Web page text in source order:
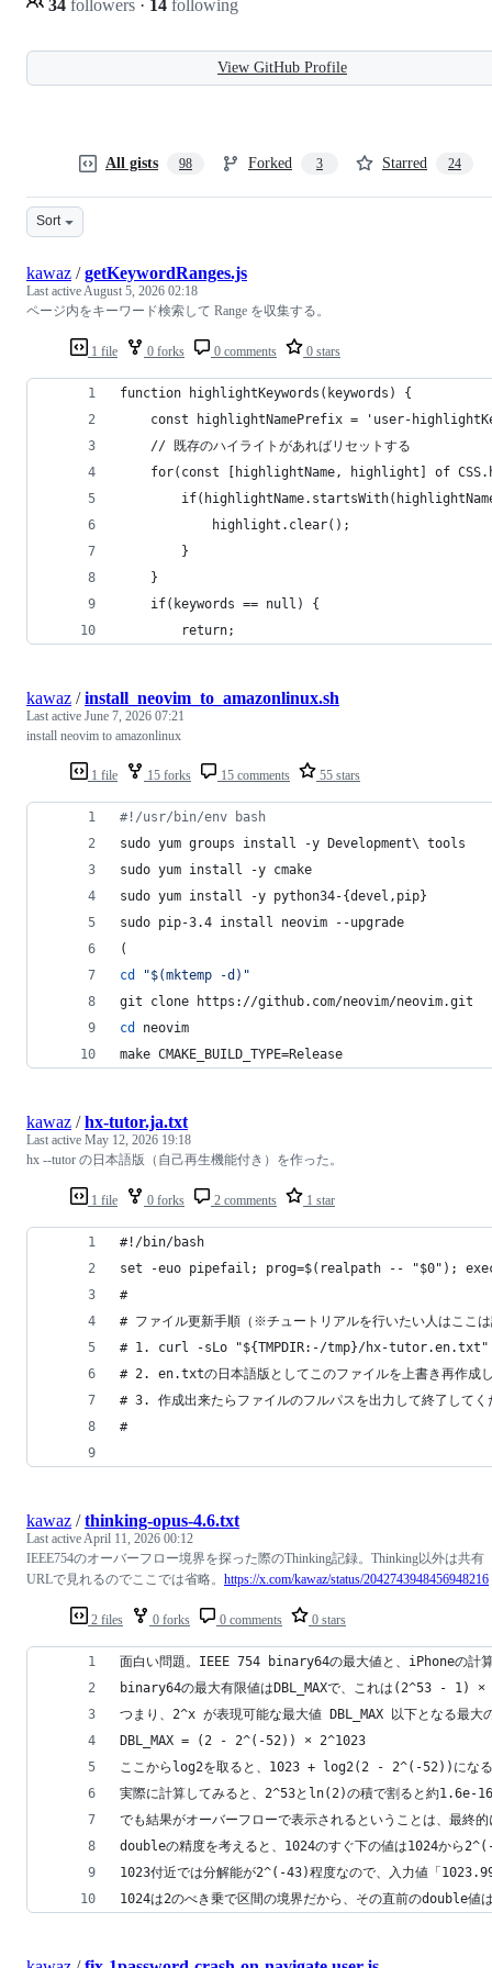
34 followers · 14 following
View GitHub Profile
All gists 98 Forked 3 Starred 24
Sort
1 file 0 forks 0 comments 0 stars
kawaz /getKeywordRanges.js
Last activeAugust 5, 2026 02:18
ページ内をキーワード検索して Range を収集する。
function highlightKeywords(keywords) {
const highlightNamePrefix = 'user-
    // 既存のハイライトがあればリセットする
for(const [highlightName, highlight] of
            highlight.clear();
        }
    }
    if(keywords == null) {
        return;
1 file 15 forks 15 comments 55 stars
kawaz /install_neovim_to_amazonlinux.sh
Last active June 7, 2026 07:21
install neovim to amazonlinux
#! /usr/bin/env bash
sudo yum groups install -y Development\ tools
sudo yum install -y cmake
sudo yum install -y python34-{devel,pip}
sudo pip-3.4 install neovim --upgrade
(
cd
"$(mktemp -d ) "
git clone https://github.com/neovim/neovim.git
cd
neovim
make CMAKE_BUILD_TYPE=Release
1 file 0 forks 2 comments 1 star
kawaz /hx-tutor.ja.txt
Last active May 12, 2026 19:18
hx --tutor の日本語版（自己再生機能付き）を作った。
#!/bin/bash
set -euo pipefail; prog=$(realpath -- "$0"); exec
#
# ファイル更新手順（※チュートリアルを行いたい人はここ
# 1. curl -sLo "${TMPDIR:-/tmp}/hx-
# 2. en.txtの日本語版としてこのファイルを上書き再作成し
# 3. 作成出来たらファイルのフルパスを出力して終了してく
#
2 files 0 forks 0 comments 0 stars
kawaz /thinking-opus-4.6.txt
Last activeApril 11, 2026 00:12
IEEE754のオーバーフロー境界を探った際のThinking記録。Thinking以外は共有
URLで見れるのでここでは省略。 https://x.com/kawaz/status/2042743948456948216
面白い問題。IEEE 754 binary64の最大値と、iPhoneの計算
binary64の最大有限値はDBL_MAXで、これは(2^53
つまり、2^x が表現可能な最大値 DBL_MAX 以下となる最大
DBL_MAX = (2 - 2^(-52)) × 2^1023
ここからlog2を取ると、1023 + log2(2 - 2^(-52))に
実際に計算してみると、2^53とln(2)の積で割ると約1.6e-16
でも結果がオーバーフローで表示されるということは、最
doubleの精度を考えると、1024のすぐ下の値は1024から
1023付近では分解能が2^(-43)程度なので、入力値「
1024は2のべき乗で区間の境界だから、その直前のdouble